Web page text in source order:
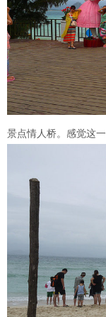
景点情人桥。感觉这